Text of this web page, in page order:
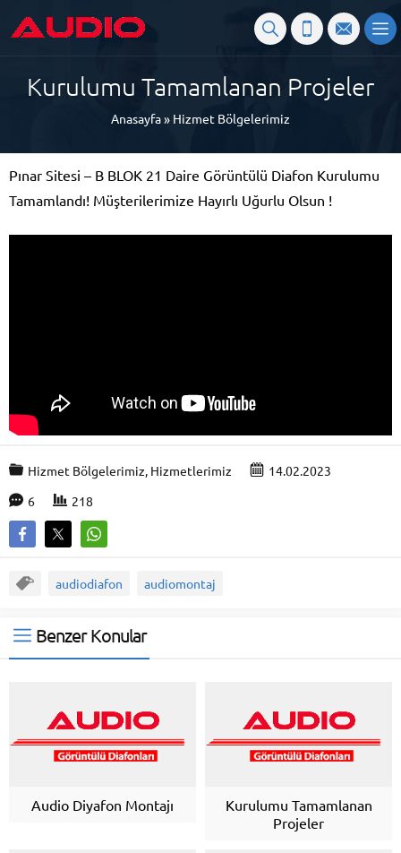
Kurulumu Tamamlanan Projeler
Anasayfa» Hizmet Bölgelerimiz
Pınar Sitesi – B BLOK 21 Daire Görüntülü Diafon Kurulumu
Tamamlandı! Müşterilerimize Hayırlı Uğurlu Olsun !
Hizmet Bölgelerimiz, Hizmetlerimiz
14.02.2023
6
218
audiodiafon audiomontaj
Benzer Konular
Audio Diyafon Montajı
Kurulumu Tamamlanan
Projeler